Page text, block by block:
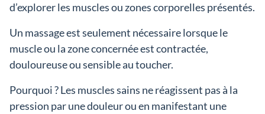
d’explorer les muscles ou zones corporelles présentés.
Un massage est seulement nécessaire lorsque le
muscle ou la zone concernée est contractée,
douloureuse ou sensible au toucher.
Pourquoi ? Les muscles sains ne réagissent pas à la
pression par une douleur ou en manifestant une